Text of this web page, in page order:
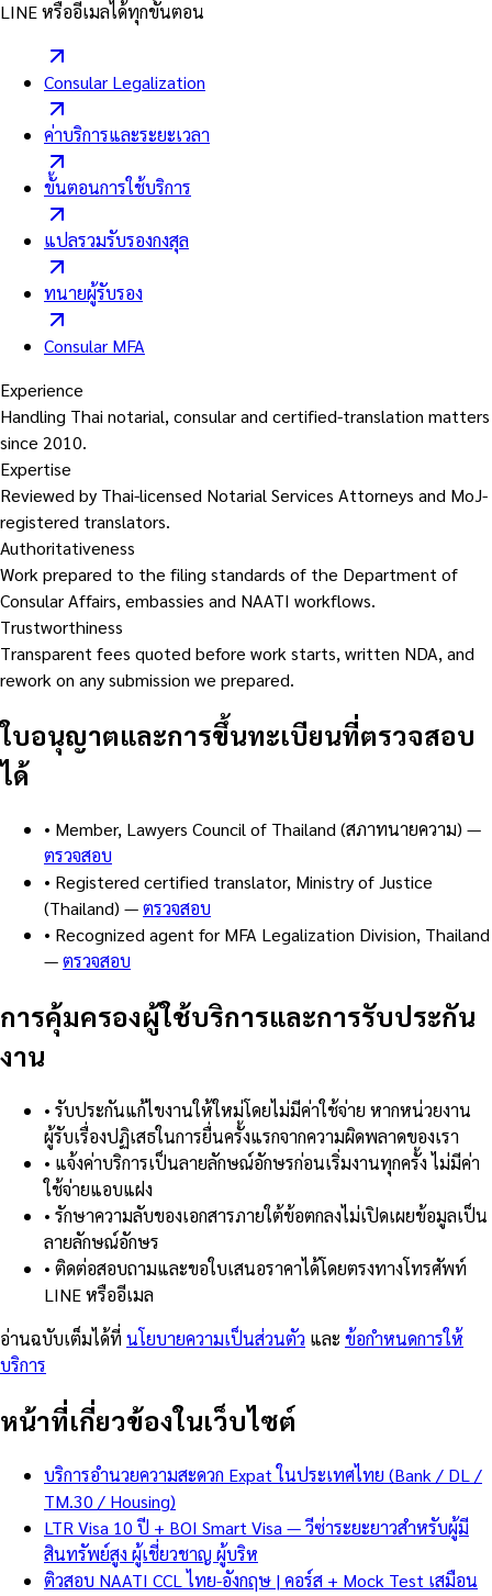
LINE หรืออีเมลได้ทุกขั้นตอน
Consular Legalization
ค่าบริการและระยะเวลา
ขั้นตอนการใช้บริการ
แปลรวมรับรองกงสุล
ทนายผู้รับรอง
Consular MFA
Experience
Handling Thai notarial, consular and certified-translation matters
since 2010.
Expertise
Reviewed by Thai-licensed Notarial Services Attorneys and MoJ-
registered translators.
Authoritativeness
Work prepared to the filing standards of the Department of
Consular Affairs, embassies and NAATI workflows.
Trustworthiness
Transparent fees quoted before work starts, written NDA, and
rework on any submission we prepared.
ใบอนุญาตและการขึ้นทะเบียนที่ตรวจสอบ
ได้
• Member, Lawyers Council of Thailand (สภาทนายความ) —
ตรวจสอบ
• Registered certified translator, Ministry of Justice
(Thailand) —ตรวจสอบ
• Recognized agent for MFA Legalization Division, Thailand
—ตรวจสอบ
การคุ้มครองผู้ใช้บริการและการรับประกัน
งาน
• รับประกันแก้ไขงานให้ใหม่โดยไม่มีค่าใช้จ่าย หากหน่วยงาน
ผู้รับเรื่องปฏิเสธในการยื่นครั้งแรกจากความผิดพลาดของเรา
• แจ้งค่าบริการเป็นลายลักษณ์อักษรก่อนเริ่มงานทุกครั้ง ไม่มีค่า
ใช้จ่ายแอบแฝง
• รักษาความลับของเอกสารภายใต้ข้อตกลงไม่เปิดเผยข้อมูลเป็น
ลายลักษณ์อักษร
• ติดต่อสอบถามและขอใบเสนอราคาได้โดยตรงทางโทรศัพท์
LINE หรืออีเมล
อ่านฉบับเต็มได้ที่ นโยบายความเป็นส่วนตัว และ ข้อกำหนดการให้
บริการ
หน้าที่เกี่ยวข้องในเว็บไซต์
บริการอำนวยความสะดวก Expat ในประเทศไทย (Bank / DL /
TM.30 / Housing)
LTR Visa 10 ปี + BOI Smart Visa — วีซ่าระยะยาวสำหรับผู้มี
สินทรัพย์สูง ผู้เชี่ยวชาญ ผู้บริห
ติวสอบ NAATI CCL ไทย-อังกฤษ | คอร์ส + Mock Test เสมือน